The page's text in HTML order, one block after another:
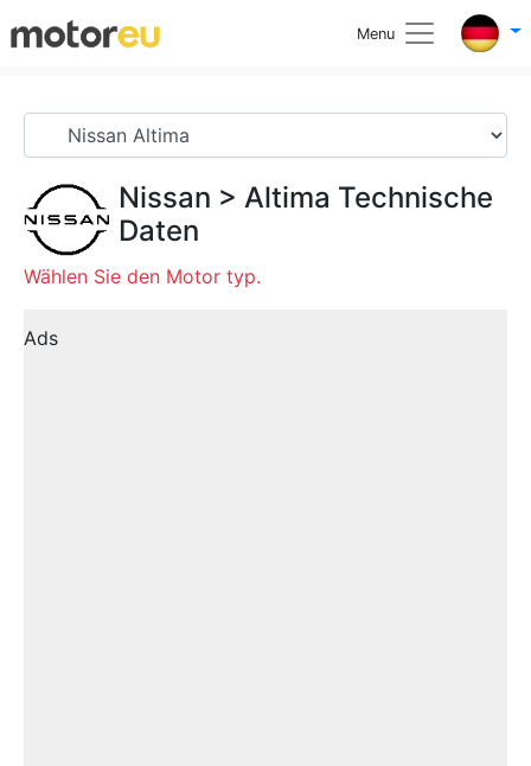
Menu
Nissan > Altima Technische
Daten
Wählen Sie den Motor typ.
Ads